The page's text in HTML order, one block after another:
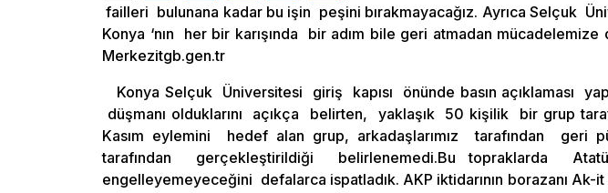
failleri bulunana kadar bu işin peşini bırakmayacağız. Ayrıca Selçuk
Konya ‘nın her bir karışında bir adım bile geri atmadan
Merkezitgb.gen.tr
Konya Selçuk Üniversitesi giriş kapısı önünde basın açıklaması
düşmanı olduklarını açıkça belirten, yaklaşık 50 kişilik bir grup
Kasım eylemini hedef alan grup, arkadaşlarımız tarafından geri
tarafından gerçekleştirildiği belirlenemedi.Bu topraklarda
engelleyemeyeceğini defalarca ispatladık. AKP iktidarının borazanı Ak-